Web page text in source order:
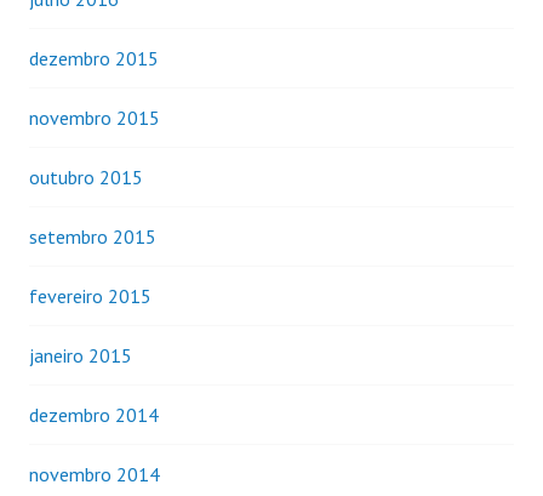
dezembro 2015
novembro 2015
outubro 2015
setembro 2015
fevereiro 2015
janeiro 2015
dezembro 2014
novembro 2014